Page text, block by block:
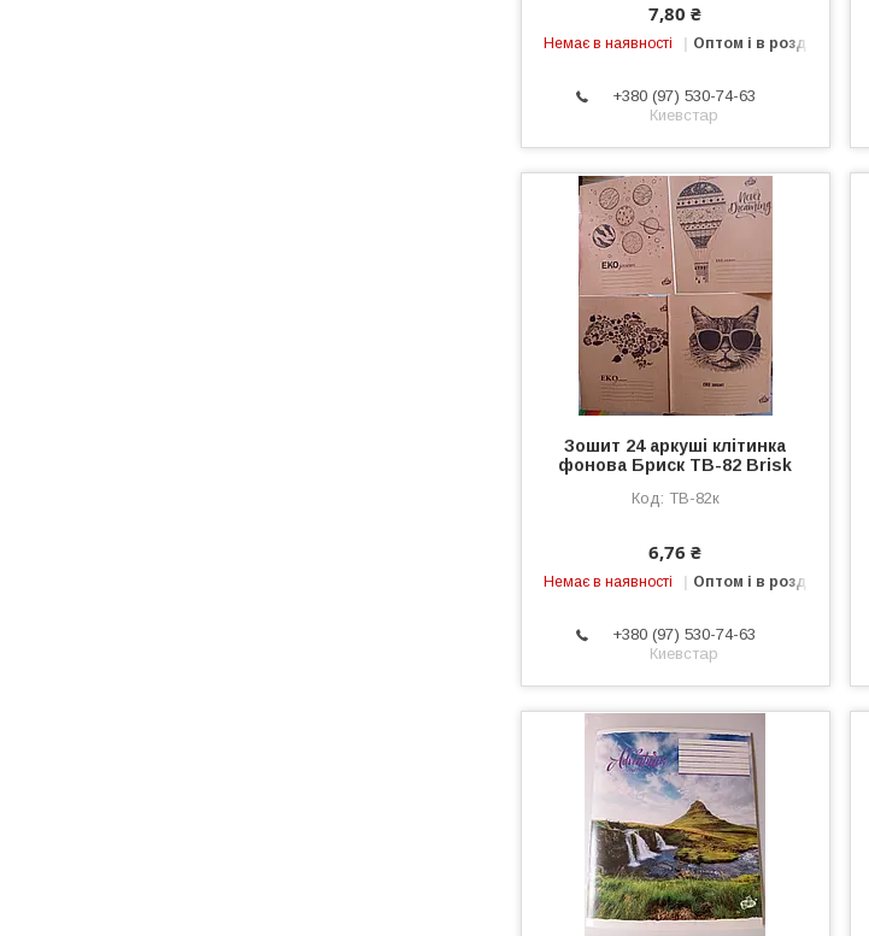
7,80 ₴
Немає в наявності Оптом і в роздріб
+380 (97) 530-74-63
Киевстар
Зошит 24 аркуші клітинка
фонова Бриск TB-82 Brisk
TВ-82к
6,76 ₴
Немає в наявності Оптом і в роздріб
+380 (97) 530-74-63
Киевстар